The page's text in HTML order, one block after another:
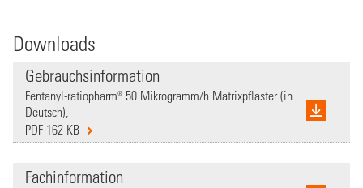
Downloads
Gebrauchsinformation
Fentanyl-ratiopharm® 50 Mikrogramm/h Matrixpflaster (in
Deutsch),
PDF 162 KB
Fachinformation